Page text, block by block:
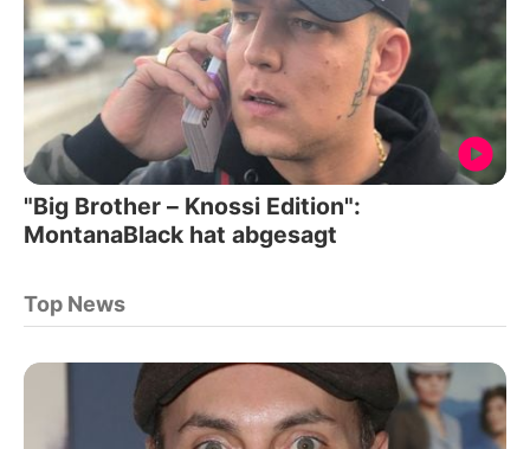
"Big Brother – Knossi Edition":
MontanaBlack hat abgesagt
Top News